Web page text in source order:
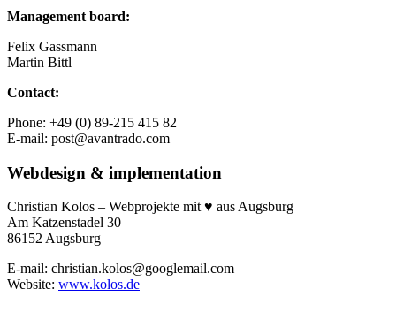
Management board:
Felix Gassmann
Martin Bittl
Contact:
Phone: +49 (0) 89-215 415 82
E-mail: post@avantrado.com
Webdesign & implementation
Christian Kolos – Webprojekte mit ♥ aus Augsburg
Am Katzenstadel 30
86152 Augsburg
E-mail: christian.kolos@googlemail.com
Website: www.kolos.de